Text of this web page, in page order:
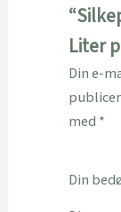
Liter
Din e-
med *
Din